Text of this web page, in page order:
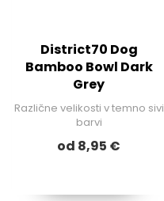
District70 Dog
Bamboo Bowl Dark
Grey
Različne velikosti v temno sivi
barvi
od 8,95 €